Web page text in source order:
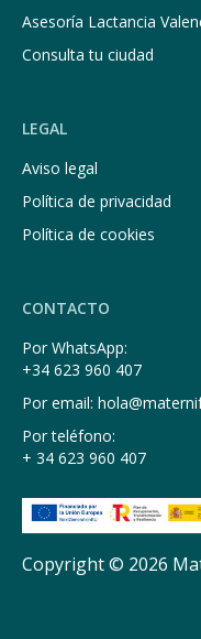
Asesoría Lactancia
Consulta tu ciudad
LEGAL
Aviso legal
Política de privacidad
Política de cookies
CONTACTO
Por WhatsApp:
+34 623 960 407
Por email:
Por teléfono:
+ 34 623 960 407
Copyright © 2026